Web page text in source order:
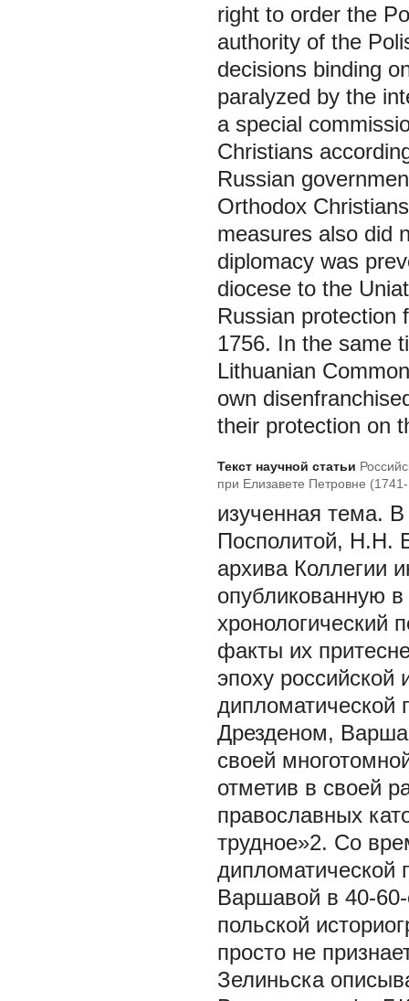
right to order the
authority of the
decisions binding
paralyzed by the
a special
Christians
Russian
Orthodox
measures also did
diplomacy was
diocese to the
Russian protection
1756. In the same
Lithuanian
own
their protection on
Текст научной статьи
при Елизавете Петровне (1741-
изученная тема. В
Посполитой, Н.Н.
архива Коллегии
опубликованную в
хронологический
факты их
эпоху
дипломатической
Дрезденом,
своей
отметив в своей
православных
трудное»2. Со
дипломатической
Варшавой в 40-60-
польской
просто не
Зелиньска